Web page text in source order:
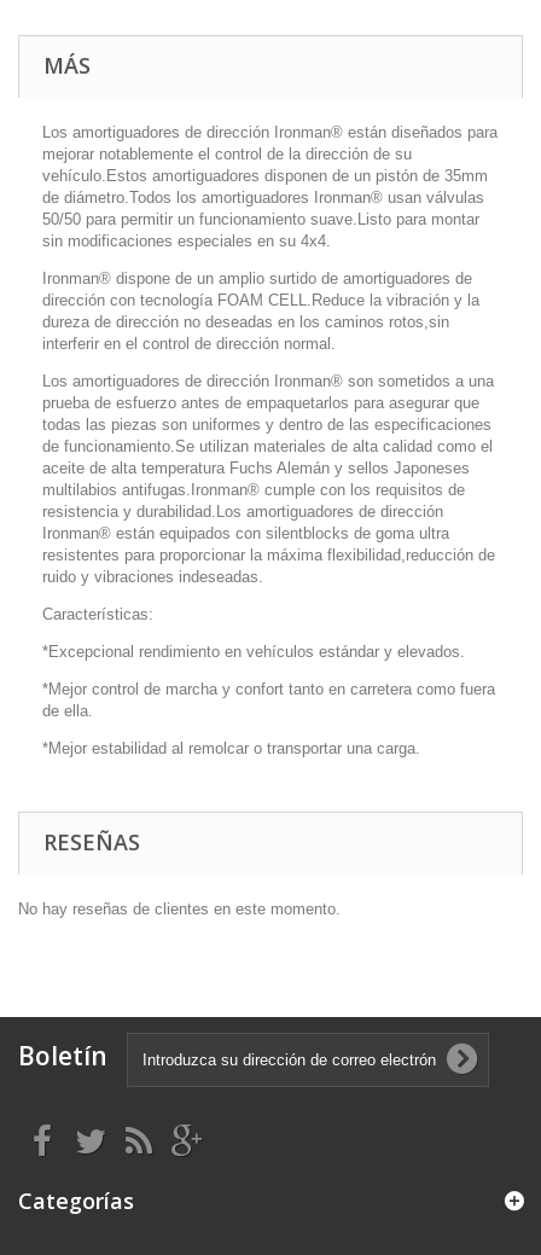
MÁS
Los amortiguadores de dirección Ironman® están diseñados para
mejorar notablemente el control de la dirección de su
vehículo.Estos amortiguadores disponen de un pistón de 35mm
de diámetro.Todos los amortiguadores Ironman® usan válvulas
50/50 para permitir un funcionamiento suave.Listo para montar
sin modificaciones especiales en su 4x4.
Ironman® dispone de un amplio surtido de amortiguadores de
dirección con tecnología FOAM CELL.Reduce la vibración y la
dureza de dirección no deseadas en los caminos rotos,sin
interferir en el control de dirección normal.
Los amortiguadores de dirección Ironman® son sometidos a una
prueba de esfuerzo antes de empaquetarlos para asegurar que
todas las piezas son uniformes y dentro de las especificaciones
de funcionamiento.Se utilizan materiales de alta calidad como el
aceite de alta temperatura Fuchs Alemán y sellos Japoneses
multilabios antifugas.Ironman® cumple con los requisitos de
resistencia y durabilidad.Los amortiguadores de dirección
Ironman® están equipados con silentblocks de goma ultra
resistentes para proporcionar la máxima flexibilidad,reducción de
ruido y vibraciones indeseadas.
Características:
*Excepcional rendimiento en vehículos estándar y elevados.
*Mejor control de marcha y confort tanto en carretera como fuera
de ella.
*Mejor estabilidad al remolcar o transportar una carga.
RESEÑAS
No hay reseñas de clientes en este momento.
Boletín
Categorías